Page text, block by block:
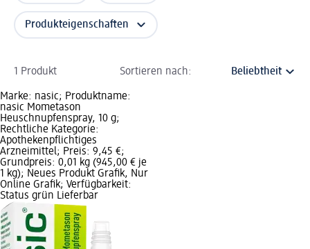
Produkteigenschaften
1 Produkt Sortieren nach:
Marke: nasic; Produktname:
nasic Mometason
Heuschnupfenspray, 10 g;
Rechtliche Kategorie:
Apothekenpflichtiges
Arzneimittel; Preis: 9,45 €;
Grundpreis: 0,01 kg (945,00 € je
1 kg); Neues Produkt Grafik, Nur
Online Grafik; Verfügbarkeit:
Status grün Lieferbar